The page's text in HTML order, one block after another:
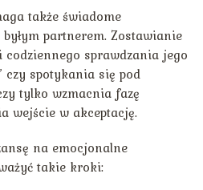
także świadome
partnerem. Zostawianie
sprawdzania jego
czy spotykania się pod
tylko wzmacnia fazę
wejście w akceptację.
na emocjonalne
takie kroki: